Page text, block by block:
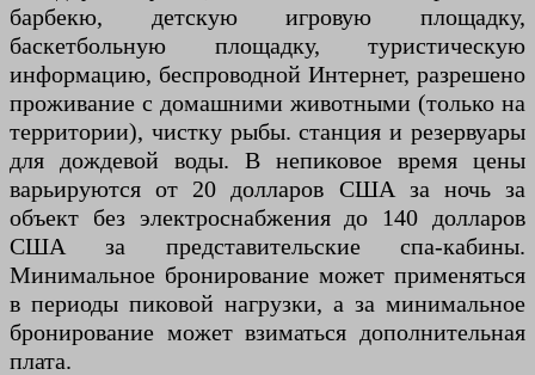
барбекю, детскую игровую площадку,
баскетбольную площадку, туристическую
информацию, беспроводной Интернет, разрешено
проживание с домашними животными (только на
территории), чистку рыбы. станция и резервуары
для дождевой воды. В непиковое время цены
варьируются от 20 долларов США за ночь за
объект без электроснабжения до 140 долларов
США за представительские спа-кабины.
Минимальное бронирование может применяться
в периоды пиковой нагрузки, а за минимальное
бронирование может взиматься дополнительная
плата.